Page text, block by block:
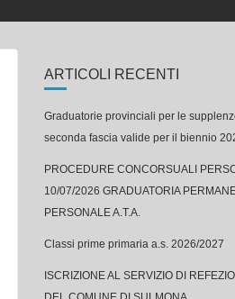
ARTICOLI RECENTI
Graduatorie provinciali per le
seconda fascia valide per il biennio
PROCEDURE CONCORSUALI
10/07/2026 GRADUATORIA
PERSONALE A.T.A.
Classi prime primaria a.s. 2026/2027
ISCRIZIONE AL SERVIZIO DI